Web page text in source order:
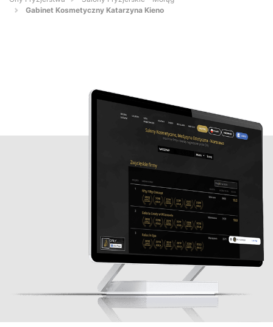
Gabinet Kosmetyczny Katarzyna Kieno